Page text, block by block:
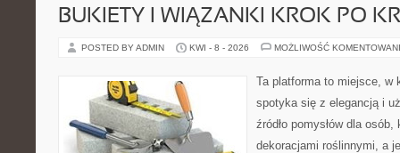
BUKIETY I WIĄZANKI KROK PO
POSTED BY ADMIN KWI - 8 - 2026 MOŻLIWOŚĆ
Ta platforma to miejsce, w
spotyka się z elegancją i
źródło pomysłów dla
dekoracjami roślinnymi, a